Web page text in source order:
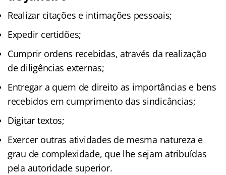
Realizar citações e intimações pessoais;
Expedir certidões;
Cumprir ordens recebidas, através da realização
de diligências externas;
Entregar a quem de direito as importâncias e bens
recebidos em cumprimento das sindicâncias;
Digitar textos;
Exercer outras atividades de mesma natureza e
grau de complexidade, que lhe sejam atribuídas
pela autoridade superior.